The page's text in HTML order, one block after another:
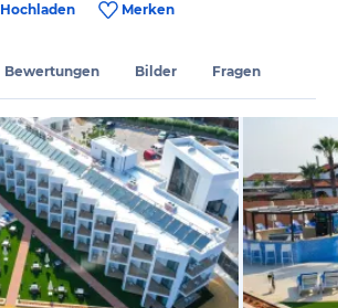
Hochladen Merken
Bewertungen Bilder Fragen